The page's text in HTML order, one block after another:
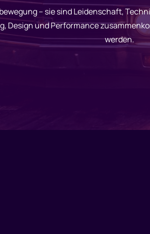
– sie sind Leidenschaft,
Design und Performance
werden.